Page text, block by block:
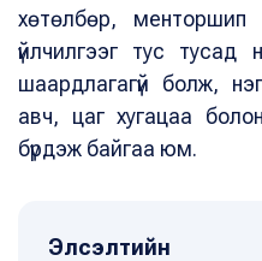
хөтөлбөр,
үйлчилгээг тус
шаардлагагүй болж,
авч, цаг хугацаа
бүрдэж байгаа юм.
Элсэлтийн